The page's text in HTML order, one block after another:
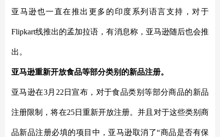
亚马逊也一直在推出更多的印度系列语言支持，对于
Flipkart线推出的孟加拉语，有消息称，亚马逊随后也会推
出。
亚马逊重新开放食品等部分类别的新品注册。
亚马逊在3月22日宣布，对于食品类别等部分商品的新品
注册限制，将在25日重新开放注册。并且对于这些类别商
品新品注册必填的项目中，亚马逊取消了“商品是否有保